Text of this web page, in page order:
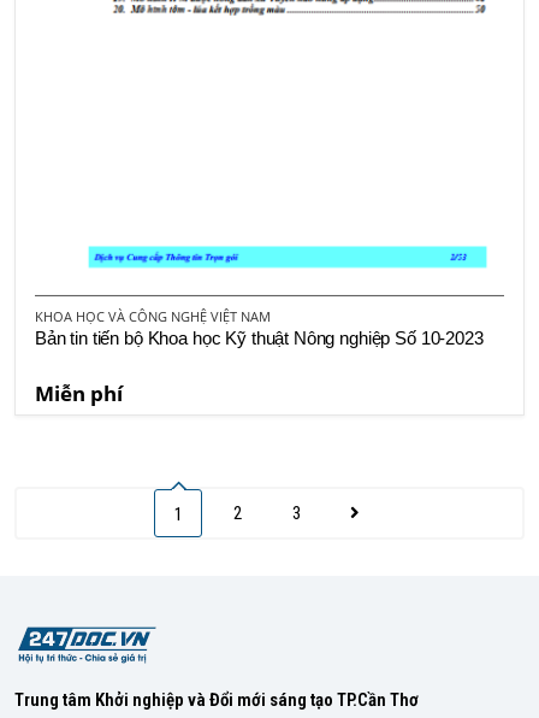
KHOA HỌC VÀ CÔNG NGHỆ VIỆT NAM
Bản tin tiến bộ Khoa học Kỹ thuật Nông nghiệp Số 10-2023
Miễn phí
1 2 3
Trung tâm Khởi nghiệp và Đổi mới sáng tạo TP.Cần Thơ